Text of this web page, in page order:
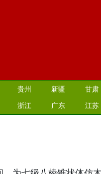
贵州 新疆 甘肃
浙江 广东 江苏